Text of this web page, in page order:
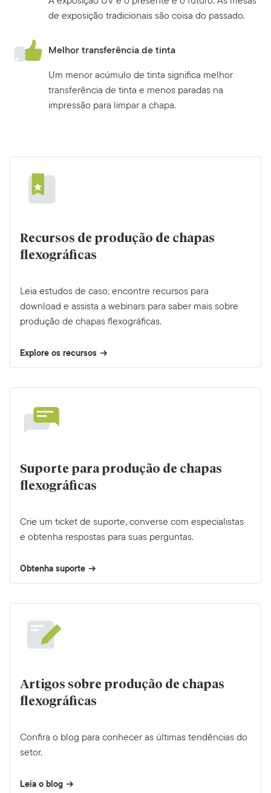
de exposição tradicionais são coisa do passado.
Melhor transferência de tinta
Um menor acúmulo de tinta significa melhor
transferência de tinta e menos paradas na
impressão para limpar a chapa.
Recursos de produção de chapas
flexográficas
Leia estudos de caso, encontre recursos para
download e assista a webinars para saber mais sobre
produção de chapas flexográficas.
Explore os recursos
Suporte para produção de chapas
flexográficas
Crie um ticket de suporte, converse com especialistas
e obtenha respostas para suas perguntas.
Obtenha suporte
Artigos sobre produção de chapas
flexográficas
Confira o blog para conhecer as últimas tendências do
setor.
Leia o blog